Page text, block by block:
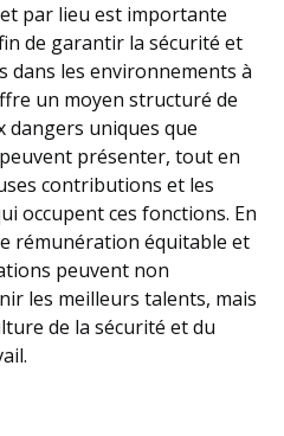
par lieu est importante
de garantir la sécurité et
dans les environnements à
un moyen structuré de
dangers uniques que
présenter, tout en
contributions et les
occupent ces fonctions. En
rémunération équitable et
peuvent non
les meilleurs talents, mais
de la sécurité et du